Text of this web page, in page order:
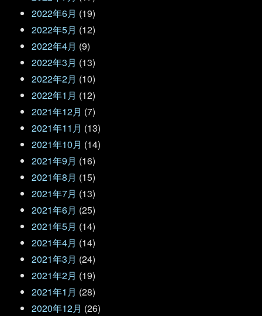
2022年6月 (19)
2022年5月 (12)
2022年4月 (9)
2022年3月 (13)
2022年2月 (10)
2022年1月 (12)
2021年12月 (7)
2021年11月 (13)
2021年10月 (14)
2021年9月 (16)
2021年8月 (15)
2021年7月 (13)
2021年6月 (25)
2021年5月 (14)
2021年4月 (14)
2021年3月 (24)
2021年2月 (19)
2021年1月 (28)
2020年12月 (26)